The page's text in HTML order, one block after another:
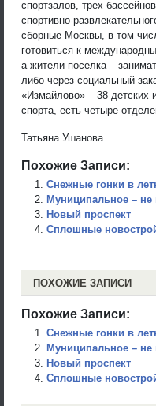
спортзалов, трех
спортивно-
сборные Москвы, в том
готовиться к
а жители поселка –
либо через социальный
«Измайлово» – 38 детских
спорта, есть четыре
Татьяна Ушанова
Похожие Записи:
Снежные гонки в
Муниципальное – не
Новый проспект
Сплошные
ПОХОЖИЕ ЗАПИСИ
Похожие Записи:
Снежные гонки в
Муниципальное –
Новый проспект
Сплошные